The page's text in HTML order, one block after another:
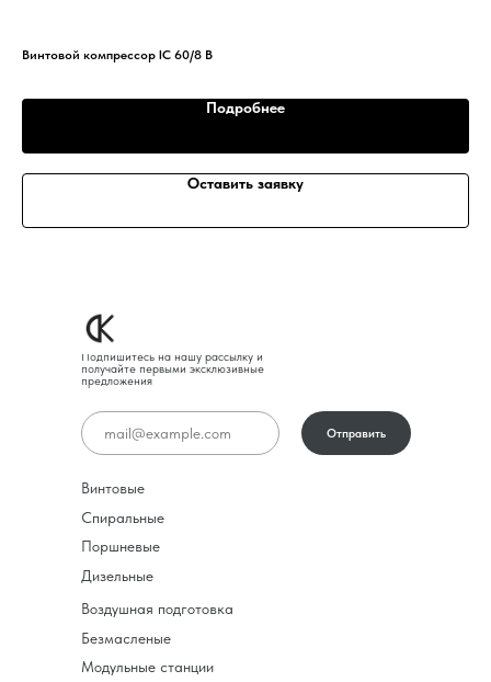
Винтовой компрессор IC 60/8 B
Подробнее
Оставить заявку
Подпишитесь на нашу рассылку и
получайте первыми эксклюзивные
предложения
Винтовые
Спиральные
Поршневые
Дизельные
Воздушная подготовка
Безмасленые
Модульные станции
Отправить